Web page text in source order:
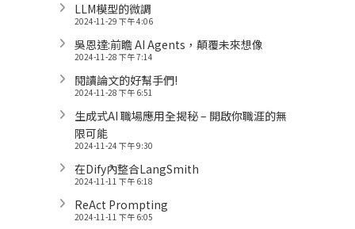
LLM模型的微調
2024-11-29 下午 4:06
吳恩達:前瞻 AI Agents，顛覆未來想像
2024-11-28 下午 7:14
閱讀論文的好幫手們!
2024-11-28 下午 6:51
生成式AI 職場應用全揭秘 – 開啟你職涯的無
限可能
2024-11-24 下午 9:30
在Dify內整合LangSmith
2024-11-11 下午 6:18
ReAct Prompting
2024-11-11 下午 6:05